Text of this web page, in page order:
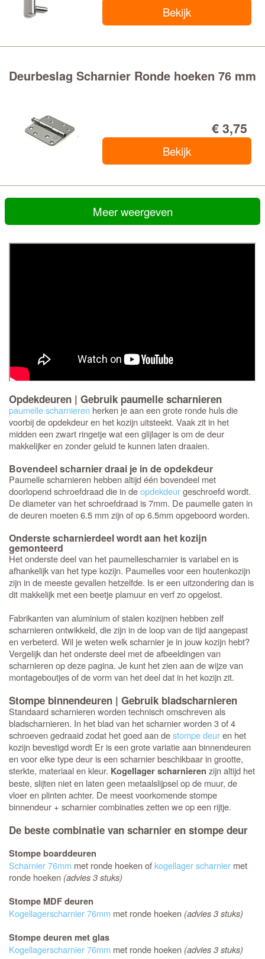
Bekijk
Deurbeslag Scharnier Ronde hoeken 76 mm
€ 3,75
Bekijk
Meer weergeven
Opdekdeuren | Gebruik paumelle scharnieren
paumelle scharnieren herken je aan een grote ronde huls die
voorbij de opdekdeur en het kozijn uitsteekt. Vaak zit in het
midden een zwart ringetje wat een glijlager is om de deur
makkelijker en zonder geluid te kunnen laten draaien.
Bovendeel scharnier draai je in de opdekdeur
Paumelle scharnieren hebben altijd één bovendeel met
doorlopend schroefdraad die in deopdekdeurgeschroefd wordt.
De diameter van het schroefdraad is 7mm. De paumelle gaten in
de deuren moeten 6.5 mm zijn of op 6.5mm opgeboord worden.
Onderste scharnierdeel wordt aan het kozijn
gemonteerd
Het onderste deel van het paumellescharnier is variabel en is
afhankelijk van het type kozijn. Paumelles voor een houtenkozijn
zijn in de meeste gevallen hetzelfde. Is er een uitzondering dan is
dit makkelijk met een beetje plamuur en verf zo opgelost.
Fabrikanten van aluminium of stalen kozijnen hebben zelf
scharnieren ontwikkeld, die zijn in de loop van de tijd aangepast
en verbeterd. Wil je weten welk scharnier je in jouw kozijn hebt?
Vergelijk dan het onderste deel met de afbeeldingen van
scharnieren op deze pagina. Je kunt het zien aan de wijze van
montageboutjes of de vorm van het deel dat in het kozijn zit.
Stompe binnendeuren | Gebruik bladscharnieren
Standaard scharnieren worden technisch omschreven als
bladscharnieren. In het blad van het scharnier worden 3 of 4
schroeven gedraaid zodat het goed aan destompe deuren het
kozijn bevestigd wordt Er is een grote variatie aan binnendeuren
en voor elke type deur is een scharnier beschikbaar in grootte,
sterkte, materiaal en kleur. Kogellager scharnieren zijn altijd het
beste, slijten niet en laten geen metaalslijpsel op de muur, de
vloer en plinten achter. De meest voorkomende stompe
binnendeur + scharnier combinaties zetten we op een rijtje.
De beste combinatie van scharnier en stompe deur
Stompe boarddeuren
Scharnier 76mm met ronde hoeken ofkogellager scharnier met
ronde hoeken (advies 3 stuks)
Stompe MDF deuren
Kogellagerscharnier 76mm met ronde hoeken (advies 3 stuks)
Stompe deuren met glas
Kogellagerscharnier 76mm met ronde hoeken (advies 3 stuks)